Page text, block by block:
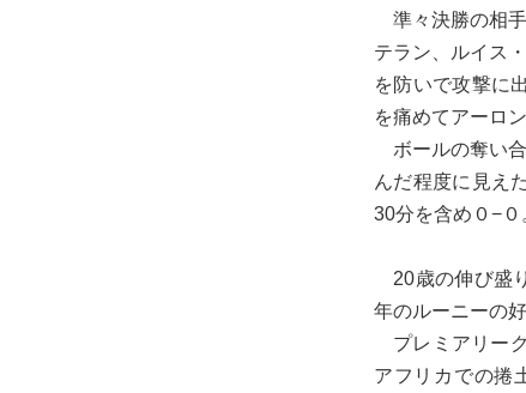
準々決勝の相手
テラン、ルイス
を防いで攻撃に
を痛めてアーロ
ボールの奪い合
んだ程度に見え
30分を含め０−０
20歳の伸び盛
年のルーニーの
プレミアリー
アフリカでの捲